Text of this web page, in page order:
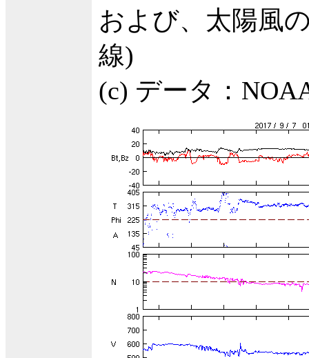
および、太陽風
線)
(c) データ：